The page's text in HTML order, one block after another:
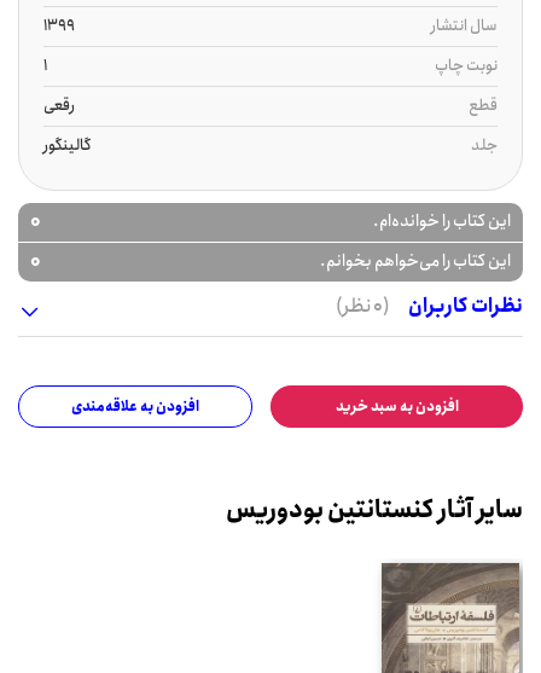
سال انتشار
1399
نوبت چاپ
1
قطع
رقعی
جلد
گالینگور
این کتاب را خوانده‌ام. 0
این کتاب را می‌خواهم بخوانم.
0
نظرات کاربران
(0 نظر)
افزودن به سبد خرید افزودن به علاقه‌مندی
سایر آثار کنستانتین بودوریس